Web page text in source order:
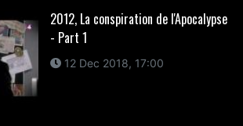
2012, La conspiration de l'Apocalypse
- Part 1
12 Dec 2018, 17:00